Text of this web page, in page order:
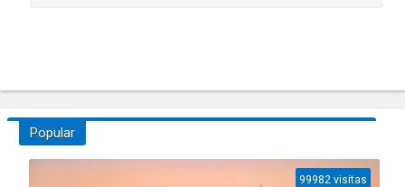
Popular
99982 visitas